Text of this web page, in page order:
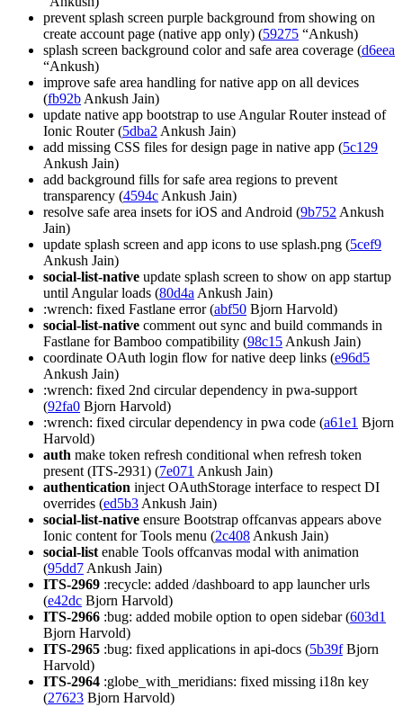
prevent splash screen purple background from showing on
create account page (native app only) (59275 “Ankush)
splash screen background color and safe area coverage (d6eea
“Ankush)
improve safe area handling for native app on all devices
(fb92b Ankush Jain)
update native app bootstrap to use Angular Router instead of
Ionic Router (5dba2 Ankush Jain)
add missing CSS files for design page in native app (5c129
Ankush Jain)
add background fills for safe area regions to prevent
transparency (4594c Ankush Jain)
resolve safe area insets for iOS and Android (9b752 Ankush
Jain)
update splash screen and app icons to use splash.png (5cef9
Ankush Jain)
social-list-native update splash screen to show on app startup
until Angular loads (80d4a Ankush Jain)
:wrench: fixed Fastlane error (abf50 Bjorn Harvold)
social-list-native comment out sync and build commands in
Fastlane for Bamboo compatibility (98c15 Ankush Jain)
coordinate OAuth login flow for native deep links (e96d5
Ankush Jain)
:wrench: fixed 2nd circular dependency in pwa-support
(92fa0 Bjorn Harvold)
:wrench: fixed circular dependency in pwa code (a61e1 Bjorn
Harvold)
auth make token refresh conditional when refresh token
present (ITS-2931) (7e071 Ankush Jain)
authentication inject OAuthStorage interface to respect DI
overrides (ed5b3 Ankush Jain)
social-list-native ensure Bootstrap offcanvas appears above
Ionic content for Tools menu (2c408 Ankush Jain)
social-list enable Tools offcanvas modal with animation
(95dd7 Ankush Jain)
ITS-2969 :recycle: added /dashboard to app launcher urls
(e42dc Bjorn Harvold)
ITS-2966 :bug: added mobile option to open sidebar (603d1
Bjorn Harvold)
ITS-2965 :bug: fixed applications in api-docs (5b39fBjorn
Harvold)
ITS-2964 :globe_with_meridians: fixed missing i18n key
(27623 Bjorn Harvold)